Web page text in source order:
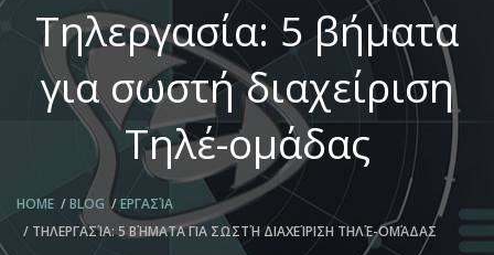
Τηλεργασία: 5 βήματα
για σωστή διαχείριση
Τηλέ-ομάδας
HOME BLOG
ΕΡΓΑΣΊΑ
ΤΗΛΕΡΓΑΣΊΑ: 5 ΒΉΜΑΤΑ ΓΙΑ ΣΩΣΤΉ ΔΙΑΧΕΊΡΙΣΗ ΤΗΛΈ-ΟΜΆΔΑΣ